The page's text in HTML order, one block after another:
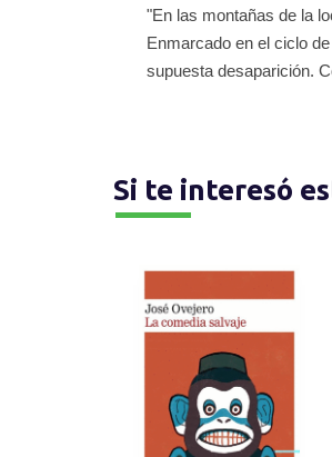
"En las montañas de la
Enmarcado en el ciclo
supuesta desaparición.
Si te interesó